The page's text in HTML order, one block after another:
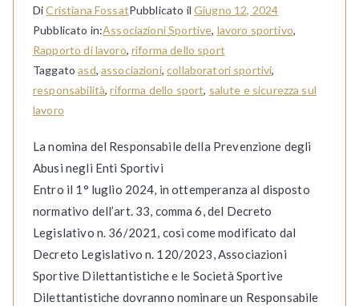
DiCristiana FossatPubblicato il Giugno 12, 2024
Pubblicato in:Associazioni Sportive, lavoro sportivo,
Rapporto di lavoro,riforma dello sport
Taggatoasd, associazioni,collaboratori sportivi,
responsabilità,riforma dello sport, salute e sicurezza sul
lavoro
La nomina del Responsabile della Prevenzione degli
Abusi negli Enti Sportivi
Entro il 1° luglio 2024, in ottemperanza al disposto
normativo dell’art. 33, comma 6, del Decreto
Legislativo n. 36/2021, così come modificato dal
Decreto Legislativo n. 120/2023, Associazioni
Sportive Dilettantistiche e le Società Sportive
Dilettantistiche dovranno nominare un Responsabile